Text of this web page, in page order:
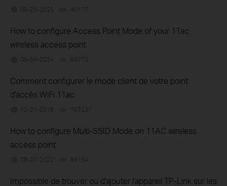
09-29-2025 40177
How to configure Access Point Mode of your 11ac
wireless access point
08-09-2024 99773
Comment configurer le mode client de votre point
d'accès WiFi 11ac
12-21-2018 107231
How to configure Multi-SSID Mode on 11AC wireless
access point
06-27-2022 96154
Impossible de trouver ou d'ajouter l'appareil TP-Link sur les